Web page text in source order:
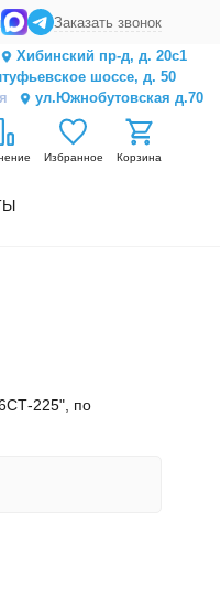
Заказать звонок
Хибинский пр-д, д. 20с1
шоссе, д. 50
ул.Южнобутовская д.70
Избранное Корзина
225", по